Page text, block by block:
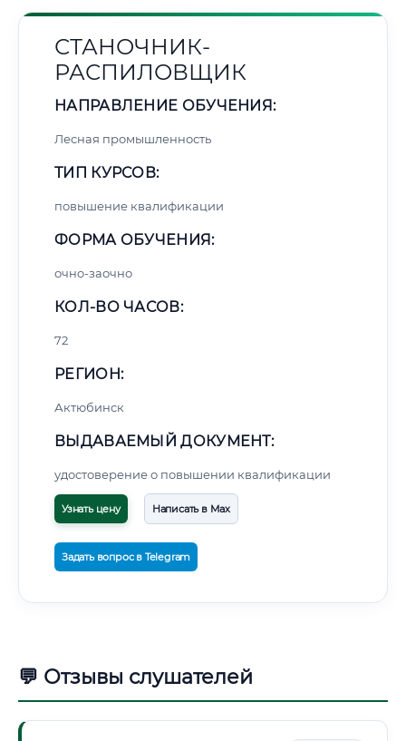
СТАНОЧНИК-
РАСПИЛОВЩИК
НАПРАВЛЕНИЕ ОБУЧЕНИЯ:
Лесная промышленность
ТИП КУРСОВ:
повышение квалификации
ФОРМА ОБУЧЕНИЯ:
очно-заочно
КОЛ-ВО ЧАСОВ:
72
РЕГИОН:
Актюбинск
ВЫДАВАЕМЫЙ ДОКУМЕНТ:
удостоверение о повышении квалификации
Узнать цену Написать в Max
Задать вопрос в Telegram
💬 Отзывы слушателей